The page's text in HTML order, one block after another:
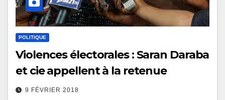
POLITIQUE
Violences électorales : Saran Daraba
et cie appellent à la retenue
9 FÉVRIER 2018